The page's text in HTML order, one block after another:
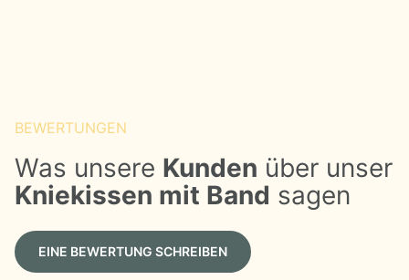
BEWERTUNGEN
Was unsere Kunden
Kniekissen mit Band sagen
EINE BEWERTUNG SCHREIBEN